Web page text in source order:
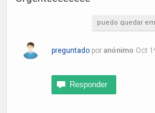
puedo quedar
preguntado por anónimo Oct